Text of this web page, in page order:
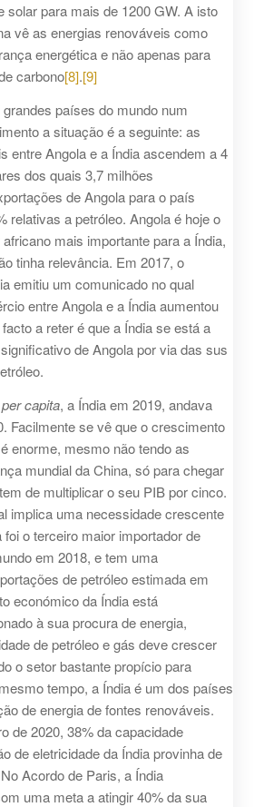
solar para mais de 1200 GW. A isto
vê as energias renováveis ​​como
energética e não apenas para
carbono[8].[9]
países do mundo num
a situação é a seguinte: as
entre Angola e a Índia ascendem a 4
dos quais 3,7 milhões
de Angola para o país
relativas a petróleo. Angola é hoje o
mais importante para a Índia,
tinha relevância. Em 2017, o
emitiu um comunicado no qual
entre Angola e a Índia aumentou
a reter é que a Índia se está a
de Angola por via das sus
per capita, a Índia em 2019, andava
Facilmente se vê que o crescimento
enorme, mesmo não tendo as
mundial da China, só para chegar
de multiplicar o seu PIB por cinco.
implica uma necessidade crescente
foi o terceiro maior importador de
em 2018, e tem uma
de petróleo estimada em
económico da Índia está
à sua procura de energia,
de petróleo e gás deve crescer
o setor bastante propício para
tempo, a Índia é um dos países
de energia de fontes renováveis.
de 2020, 38% da capacidade
de eletricidade da Índia provinha de
Acordo de Paris, a Índia
uma meta a atingir 40% da sua